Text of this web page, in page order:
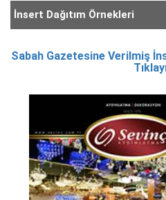
İnsert Dağıtım Örnekleri
Sabah Gazetesine Verilmiş